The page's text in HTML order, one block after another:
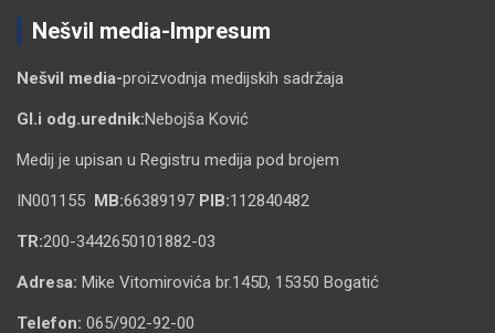
Nešvil media-Impresum
Nešvil media-proizvodnja medijskih sadržaja
Gl.i odg.urednik:Nebojša Ković
Medij je upisan u Registru medija pod brojem
IN001155 MB:66389197 PIB:112840482
TR:200-3442650101882-03
Adresa: Mike Vitomirovića br.145D, 15350 Bogatić
Telefon: 065/902-92-00